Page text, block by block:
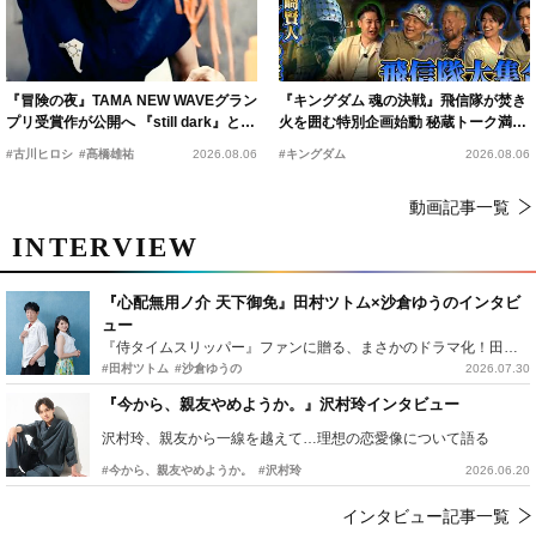
『冒険の夜』TAMA NEW WAVEグラン
プリ受賞作が公開へ 『still dark』と同
時上映決定
#古川ヒロシ #髙橋雄祐 2026.08.06
『キングダム 魂の決戦』飛信隊が焚き
火を囲む特別企画始動 秘蔵トーク満載
の“キングダムキャンプ”開催
#キングダム 2026.08.06
動画記事一覧
INTERVIEW
『心配無用ノ介 天下御免』田村ツトム×沙倉ゆうのインタビ
ュー
『侍タイムスリッパー』ファンに贈る、まさかのドラマ化！田村ツトム×沙倉ゆうのが語る『心配無用ノ介』撮影秘話
#田村ツトム #沙倉ゆうの 2026.07.30
『今から、親友やめようか。』沢村玲インタビュー
沢村玲、親友から一線を越えて…理想の恋愛像について語る
#今から、親友やめようか。 #沢村玲 2026.06.20
インタビュー記事一覧